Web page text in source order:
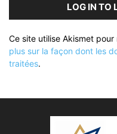
LOG IN TO
Ce site utilise Akismet
plus sur la façon dont les
traitées.